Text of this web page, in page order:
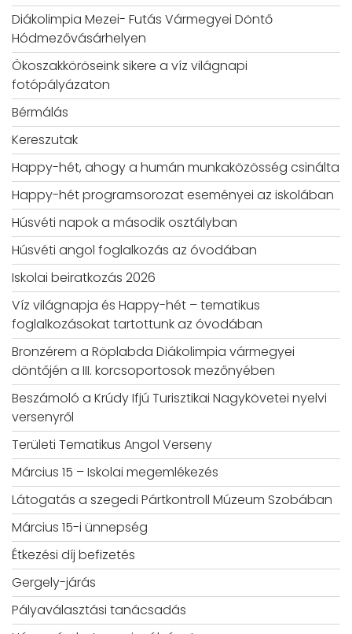
Diákolimpia Mezei- Futás Vármegyei Döntő
Hódmezővásárhelyen
Ökoszakköröseink sikere a víz világnapi
fotópályázaton
Bérmálás
Kereszutak
Happy-hét, ahogy a humán munkaközösség csinálta
Happy-hét programsorozat eseményei az iskolában
Húsvéti napok a második osztályban
Húsvéti angol foglalkozás az óvodában
Iskolai beiratkozás 2026
Víz világnapja és Happy-hét – tematikus
foglalkozásokat tartottunk az óvodában
Bronzérem a Röplabda Diákolimpia vármegyei
döntőjén a III. korcsoportosok mezőnyében
Beszámoló a Krúdy Ifjú Turisztikai Nagykövetei nyelvi
versenyről
Területi Tematikus Angol Verseny
Március 15 – Iskolai megemlékezés
Látogatás a szegedi Pártkontroll Múzeum Szobában
Március 15-i ünnepség
Étkezési díj befizetés
Gergely-járás
Pályaválasztási tanácsadás